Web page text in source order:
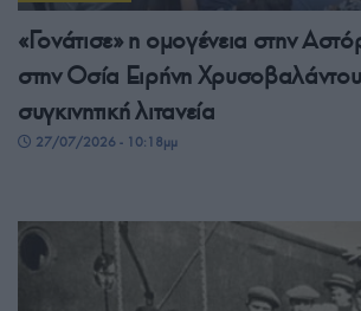
«Γονάτισε» η ομογένεια στην
στην Οσία Ειρήνη
συγκινητική λιτανεία
27/07/2026 - 10:18μμ